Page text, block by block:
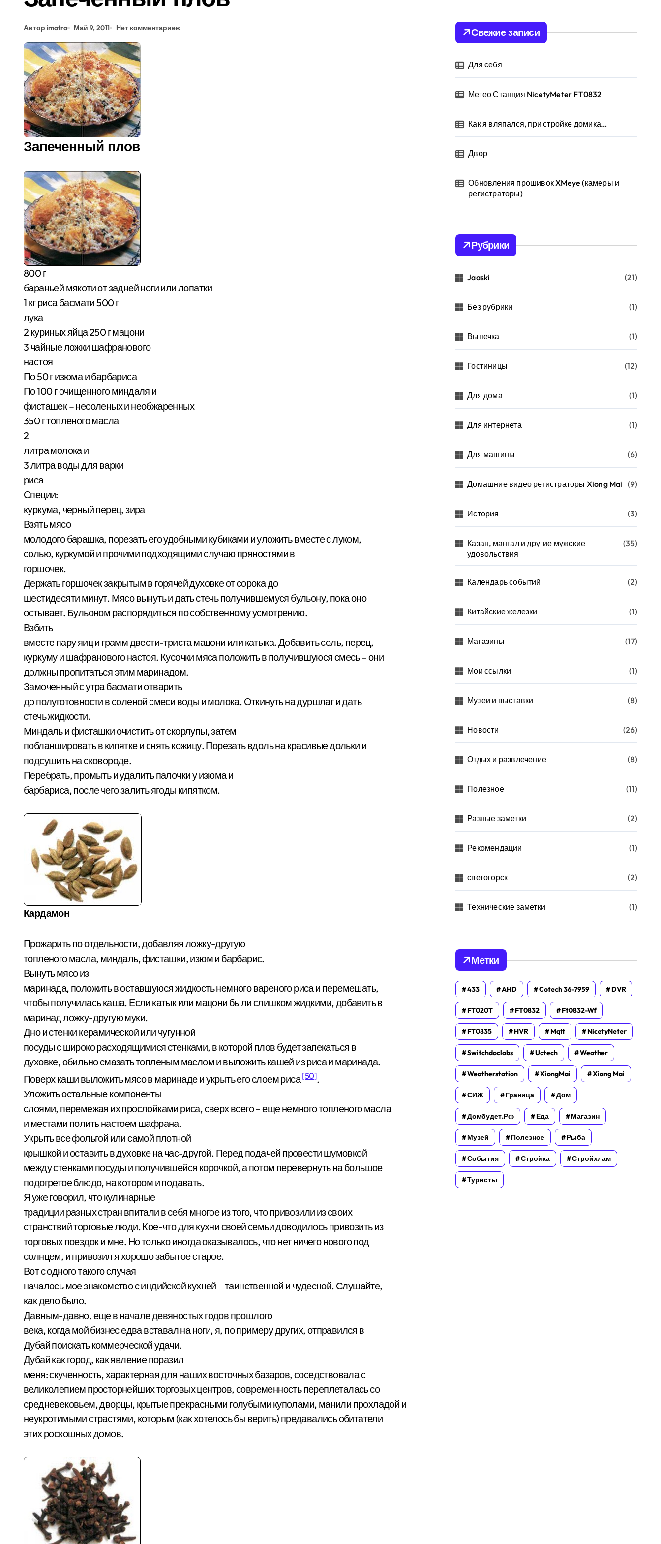
Автор imatra Май 9, 2011 Нет комментариев
Запеченный плов
800 г
бараньей мякоти от задней ноги или лопатки
1 кг риса басмати 500 г
лука
2 куриных яйца 250 г мацони
3 чайные ложки шафранового
настоя
По 50 г изюма и барбариса
По 100 г очищенного миндаля и
фисташек – несоленых и необжаренных
350 г топленого масла
2
литра молока и
3 литра воды для варки
риса
Специи:
куркума, черный перец, зира
Взять мясо
молодого барашка, порезать его удобными кубиками и уложить вместе с луком,
солью, куркумой и прочими подходящими случаю пряностями в
горшочек.
Держать горшочек закрытым в горячей духовке от сорока до
шестидесяти минут. Мясо вынуть и дать стечь получившемуся бульону, пока оно
остывает. Бульоном распорядиться по собственному усмотрению.
Взбить
вместе пару яиц и грамм двести-триста мацони или катыка. Добавить соль, перец,
куркуму и шафранового настоя. Кусочки мяса положить в получившуюся смесь – они
должны пропитаться этим маринадом.
Замоченный с утра басмати отварить
до полуготовности в соленой смеси воды и молока. Откинуть на дуршлаг и дать
стечь жидкости.
Миндаль и фисташки очистить от скорлупы, затем
побланшировать в кипятке и снять кожицу. Порезать вдоль на красивые дольки и
подсушить на сковороде.
Перебрать, промыть и удалить палочки у изюма и
барбариса, после чего залить ягоды кипятком.
Кардамон
Прожарить по отдельности, добавляя ложку-другую
топленого масла, миндаль, фисташки, изюм и барбарис.
Вынуть мясо из
маринада, положить в оставшуюся жидкость немного вареного риса и перемешать,
чтобы получилась каша. Если катык или мацони были слишком жидкими, добавить в
маринад ложку-другую муки.
Дно и стенки керамической или чугунной
посуды с широко расходящимися стенками, в которой плов будет запекаться в
духовке, обильно смазать топленым маслом и выложить кашей из риса и маринада.
Поверх каши выложить мясо в маринаде и укрыть его слоем риса[50].
Уложить остальные компоненты
слоями, перемежая их прослойками риса, сверх всего – еще немного топленого масла
и местами полить настоем шафрана.
Укрыть все фольгой или самой плотной
крышкой и оставить в духовке на час-другой. Перед подачей провести шумовкой
между стенками посуды и получившейся корочкой, а потом перевернуть на большое
подогретое блюдо, на котором и подавать.
Я уже говорил, что кулинарные
традиции разных стран впитали в себя многое из того, что привозили из своих
странствий торговые люди. Кое-что для кухни своей семьи доводилось привозить из
торговых поездок и мне. Но только иногда оказывалось, что нет ничего нового под
солнцем, и привозил я хорошо забытое старое.
Вот с одного такого случая
началось мое знакомство с индийской кухней – таинственной и чудесной. Слушайте,
как дело было.
Давным-давно, еще в начале девяностых годов прошлого
века, когда мой бизнес едва вставал на ноги, я, по примеру других, отправился в
Дубай поискать коммерческой удачи.
Дубай как город, как явление поразил
меня: скученность, характерная для наших восточных базаров, соседствовала с
великолепием просторнейших торговых центров, современность переплеталась со
средневековьем, дворцы, крытые прекрасными голубыми куполами, манили прохладой и
неукротимыми страстями, которым (как хотелось бы верить) предавались обитатели
этих роскошных домов.
:
Свежие записи
Для себя
Метео Станция NicetyMeter FT0832
Как я вляпался, при стройке домика…
Двор
Обновления прошивок XMeye (камеры и
регистраторы)
Рубрики
Jaaski (21)
Без рубрики (1)
Выпечка (1)
Гостиницы (12)
Для дома (1)
Для интернета (1)
Для машины (6)
Домашние видео регистраторы Xiong Mai (9)
История (3)
Казан, мангал и другие мужские
удовольствия
(35)
Календарь событий (2)
Китайские железки (1)
Магазины (17)
Мои ссылки (1)
Музеи и выставки (8)
Новости (26)
Отдых и развлечение (8)
Полезное (11)
Разные заметки (2)
Рекомендации (1)
светогорск (2)
Технические заметки (1)
Метки
433 AHD Cotech 36-7959 DVR
FT020T FT0832 Ft0832-Wf
FT0835 HVR Mqtt NicetyNeter
Switchdoclabs Uctech Weather
Weatherstation XiongMai Xiong Mai
СИЖ Граница Дом
Домбудет.рф Еда Магазин
Музей Полезное Рыба
События Стройка Стройхлам
Туристы